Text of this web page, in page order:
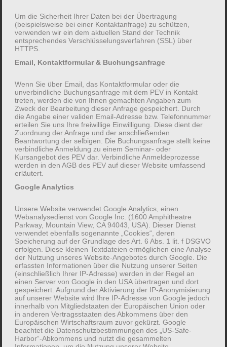
Teilhabekompetenz: Beteiligung der Kinder bei
der Essensplanung und Freizeitgestaltung
Leistungen:
gesunde Snacks
Bitte wetterfeste Kleidung mitbringen
(Diese Bildungsveranstaltung ist dem
Themenbereich
Belastungssituationen und erschwerten
262-L06RL
FREIE PLÄTZE VERFÜGBAR!
für Familien mit internationaler
Um die Sicherheit Ihrer Daten bei der Übertragung
(beispielsweise bei einer Kontaktanfrage) zu schützen,
verwenden wir ein dem aktuellen Stand der Technik
entsprechendes Verschlüsselungsverfahren (SSL) über
HTTPS.
Email, Kontaktformular & Buchungsanfrage
Wenn Sie über Email, das Kontaktformular oder die
unverbindliche Buchungsanfrage mit dem PEV in Kontakt
treten, werden die von Ihnen gemachten Angaben zum
Zweck der Bearbeitung dieser Anfrage gespeichert. Durch
die Angabe einer validen Email-Adresse bzw. Telefonnummer
erteilen Sie uns Ihre freiwillige Einwilligung. Diese dient der
Zuordnung der Anfrage und der anschließenden
Beantwortung der selbigen. Die Buchungsanfrage stellt keine
verbindliche Anmeldung zu einem Seminar- oder
Kursangebot des PEV dar. Verbindliche Anmeldeprozesse
werden in den AGB des PEV auf dieser Website umfassend
erläutert.
Google Analytics
Unsere Website verwendet Google Analytics, einen
Webanalysedienst von Google Inc. (1600 Amphitheatre
Parkway, Mountain View, CA 94043, USA). Dieser Dienst
verwendet ebenfalls sogenannte „Cookies“, deren
Speicherung auf der Grundlage des Art. 6 Abs. 1 lit. f DSGVO
erfolgen. Diese kleinen Textdateien ermöglichen eine Analyse
der Nutzung unseres Website-Angebotes durch Google. Die
erfassten Informationen über die Nutzung unserer Seiten
(einschließlich Ihrer IP-Adresse) werden in der Regel an
einen Server von Google in den USA übertragen und dort
gespeichert. Aufgrund der Aktivierung der IP-Anonymisierung
auf unserer Website wird Ihre IP-Adresse von Google jedoch
innerhalb von Mitgliedstaaten der Europäischen Union oder
in anderen Vertragsstaaten des Abkommens über den
Europäischen Wirtschaftsraum zuvor gekürzt. Google
beachtet die Datenschutzbestimmungen des „US-Safe-
Harbor“-Abkommens und nutzt die gesammelten